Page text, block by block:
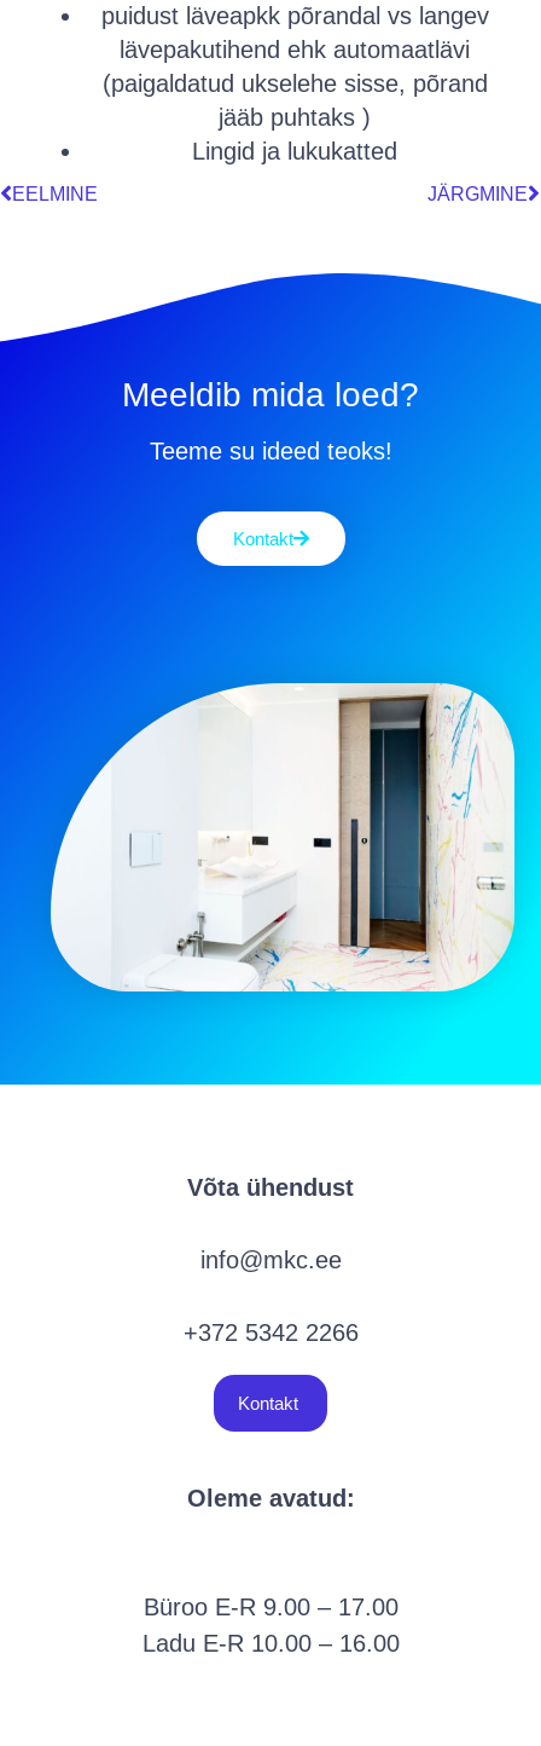
puidust läveapkk põrandal vs langev
lävepakutihend ehk automaatlävi
(paigaldatud ukselehe sisse, põrand
jääb puhtaks )
Lingid ja lukukatted
EELMINE JÄRGMINE
Meeldib mida loed?
Teeme su ideed teoks!
Kontakt
Oleme avatud:
Büroo E-R 9.00 – 17.00
Ladu E-R 10.00 – 16.00
Võta ühendust
info@mkc.ee
+372 5342 2266
Kontakt